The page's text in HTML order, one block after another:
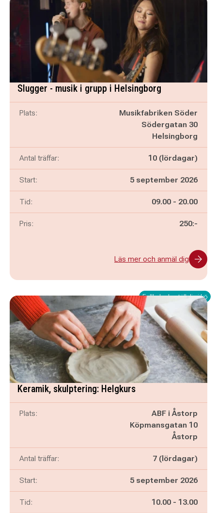
Slugger - musik i grupp i Helsingborg
Plats:
Musikfabriken Söder
Södergatan 30
Helsingborg
Antal träffar: 10 (lördagar)
Start: 5 september 2026
Tid: Pågår mellan
09.00 - och
20.00
Pris: 250:-
Läs mer och anmäl dig
Fullbokad - ställ dig i kö
Keramik, skulptering: Helgkurs
Plats:
ABF i Åstorp
Köpmansgatan 10
Åstorp
Antal träffar: 7 (lördagar)
Start: 5 september 2026
Tid: Pågår mellan
10.00 - och
13.00